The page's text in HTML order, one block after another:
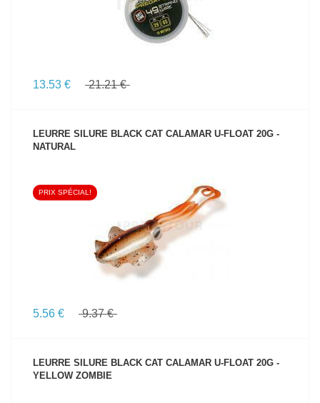
13.53 € 21.21 €
LEURRE SILURE BLACK CAT CALAMAR U-FLOAT 20G -
NATURAL
VOIR LE PRODUIT
PRIX SPÉCIAL!
5.56 € 9.37 €
LEURRE SILURE BLACK CAT CALAMAR U-FLOAT 20G -
YELLOW ZOMBIE